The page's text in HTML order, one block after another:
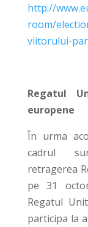
http://
room/
viitorului-
Regatul
europene
În urma
cadrul
retragerea
pe 31
Regatul
participa la